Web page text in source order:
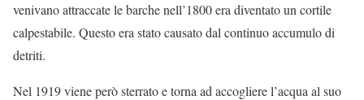
venivano attraccate le barche nell’1800 era diventato un cortile
calpestabile. Questo era stato causato dal continuo accumulo di
detriti.
Nel 1919 viene però sterrato e torna ad accogliere l’acqua al suo